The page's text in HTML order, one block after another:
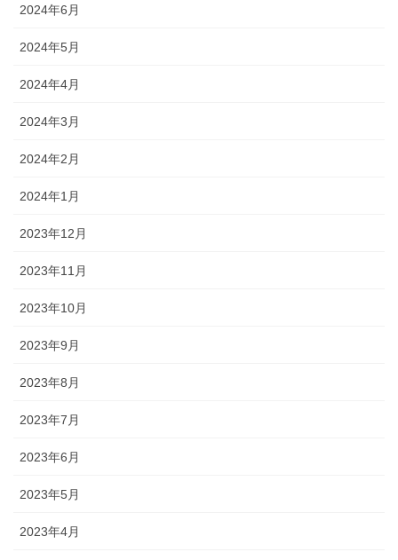
2024年6月
2024年5月
2024年4月
2024年3月
2024年2月
2024年1月
2023年12月
2023年11月
2023年10月
2023年9月
2023年8月
2023年7月
2023年6月
2023年5月
2023年4月